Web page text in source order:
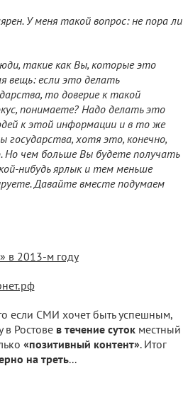
У меня такой вопрос: не пора ли
такие как Вы, которые это
вещь: если это делать
то доверие к такой
понимаете? Надо делать это
к этой информации и в то же
государства, хотя это, конечно,
Но чем больше Вы будете получать
нибудь ярлык и тем меньше
Давайте вместе подумаем
в 2013-м году
если СМИ хочет быть успешным,
в Ростове в течение суток местный
«позитивный контент». Итог
на треть...